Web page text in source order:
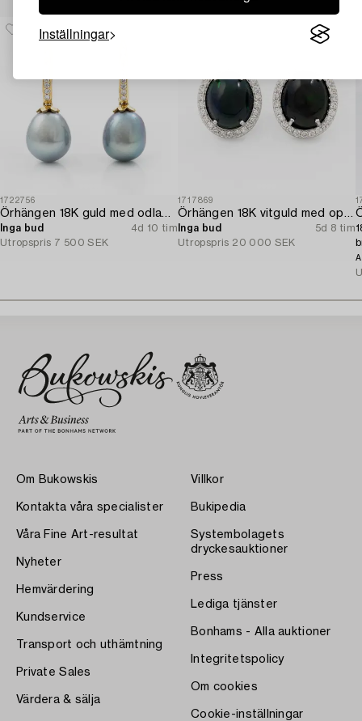
Inställningar
1722756
Örhängen 18K guld med odlade sötvattenspärlor och briljantslipade diamanter.
Inga bud
4d 10 tim
Utropspris 7 500 SEK
1717869
Örhängen 18K vitguld med opaler och åttkantslipade diamanter.
Inga bud
5d 8 tim
Utropspris 20 000 SEK
Om Bukowskis
Kontakta våra specialister
Våra Fine Art-resultat
Nyheter
Hemvärdering
Kundservice
Transport och uthämtning
Private Sales
Värdera & sälja
Villkor
Bukipedia
Systembolagets
dryckesauktioner
Press
Lediga tjänster
Bonhams - Alla auktioner
Integritetspolicy
Om cookies
Cookie-inställningar